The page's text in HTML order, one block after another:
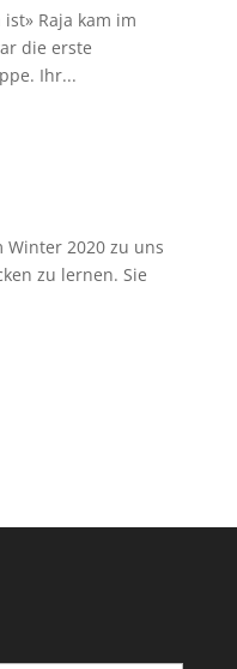
Raja kam im
die erste
Ihr...
Winter 2020 zu uns
zu lernen. Sie